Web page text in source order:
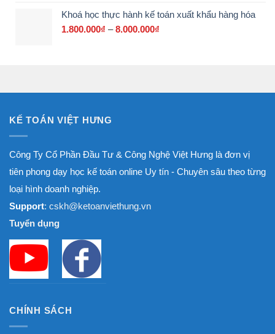
1.800.000₫
Khoá học thực hành kế toán xuất khẩu hàng hóa
1.800.000₫ – 8.000.000₫
KẾ TOÁN VIỆT HƯNG
Công Ty Cổ Phần Đầu Tư & Công Nghệ Việt Hưng là đơn vị
tiên phong dạy học kế toán online Uy tín - Chuyên sâu theo từng
loại hình doanh nghiệp.
Support: cskh@ketoanviethung.vn
Tuyển dụng
CHÍNH SÁCH